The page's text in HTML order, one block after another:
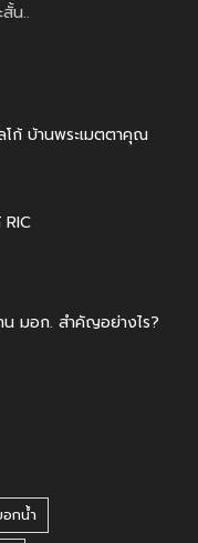
น..
ก้ บ้านพระเมตตาคุณ
น มอก. สำคัญอย่างไร?
อกน้ำ